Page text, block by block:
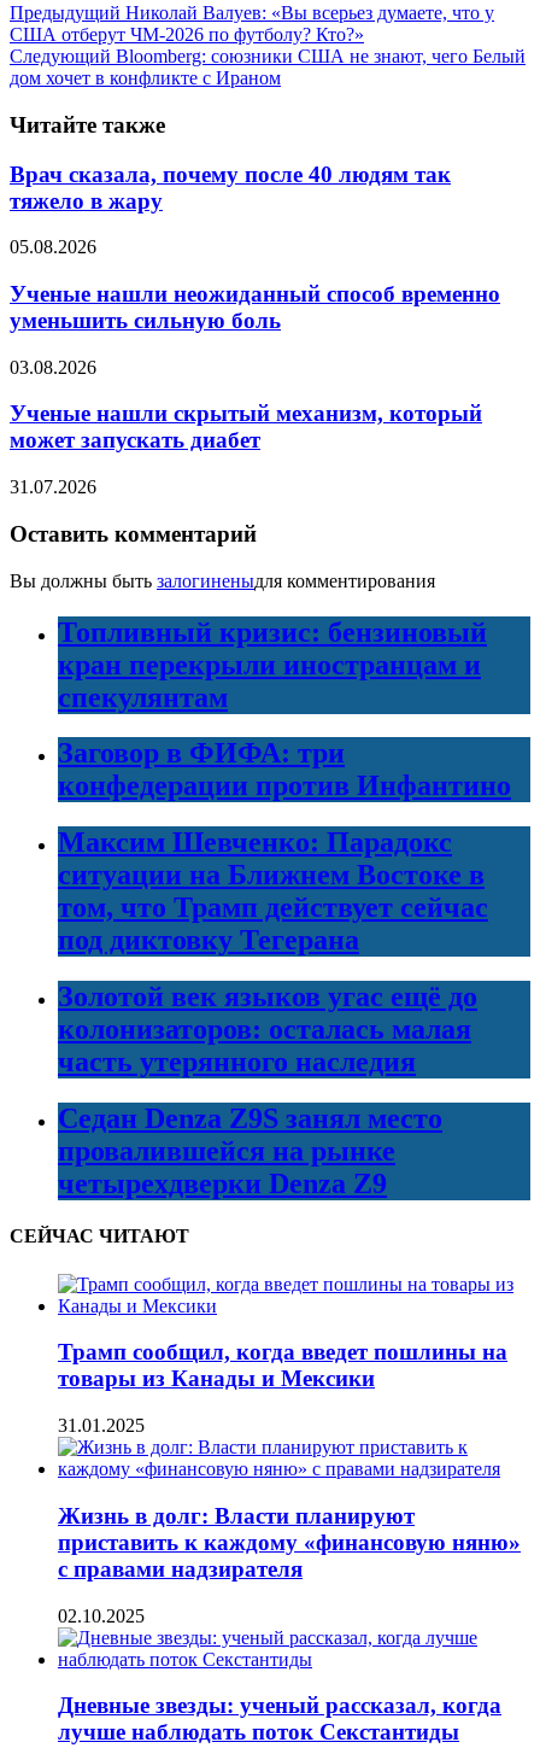
Предыдущий Николай Валуев: «Вы всерьез думаете, что у
США отберут ЧМ-2026 по футболу? Кто?»
Следующий Bloomberg: союзники США не знают, чего Белый
дом хочет в конфликте с Ираном
Читайте также
Врач сказала, почему после 40 людям так
тяжело в жару
05.08.2026
Ученые нашли неожиданный способ временно
уменьшить сильную боль
03.08.2026
Ученые нашли скрытый механизм, который
может запускать диабет
31.07.2026
Оставить комментарий
Вы должны быть залогиненыдля комментирования
Топливный кризис: бензиновый
кран перекрыли иностранцам и
спекулянтам
Заговор в ФИФА: три
конфедерации против Инфантино
Максим Шевченко: Парадокс
ситуации на Ближнем Востоке в
том, что Трамп действует сейчас
под диктовку Тегерана
Золотой век языков угас ещё до
колонизаторов: осталась малая
часть утерянного наследия
Седан Denza Z9S занял место
провалившейся на рынке
четырехдверки Denza Z9
СЕЙЧАС ЧИТАЮТ
Трамп сообщил, когда введет пошлины на
товары из Канады и Мексики
31.01.2025
Жизнь в долг: Власти планируют
приставить к каждому «финансовую няню»
с правами надзирателя
02.10.2025
Дневные звезды: ученый рассказал, когда
лучше наблюдать поток Секстантиды